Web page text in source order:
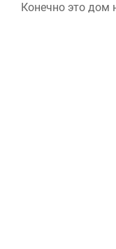
Конечно это дом